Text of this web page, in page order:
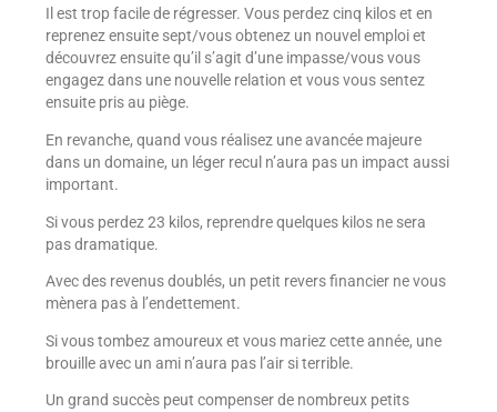
Il est trop facile de régresser. Vous perdez cinq kilos et en
reprenez ensuite sept/vous obtenez un nouvel emploi et
découvrez ensuite qu’il s’agit d’une impasse/vous vous
engagez dans une nouvelle relation et vous vous sentez
ensuite pris au piège.
En revanche, quand vous réalisez une avancée majeure
dans un domaine, un léger recul n’aura pas un impact aussi
important.
Si vous perdez 23 kilos, reprendre quelques kilos ne sera
pas dramatique.
Avec des revenus doublés, un petit revers financier ne vous
mènera pas à l’endettement.
Si vous tombez amoureux et vous mariez cette année, une
brouille avec un ami n’aura pas l’air si terrible.
Un grand succès peut compenser de nombreux petits